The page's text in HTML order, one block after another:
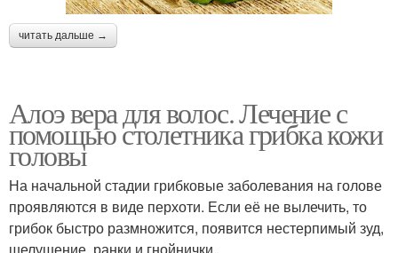
читать дальше →
Алоэ вера для волос. Лечение с
помощью столетника грибка кожи
головы
На начальной стадии грибковые заболевания на голове
проявляются в виде перхоти. Если её не вылечить, то
грибок быстро размножится, появится нестерпимый зуд,